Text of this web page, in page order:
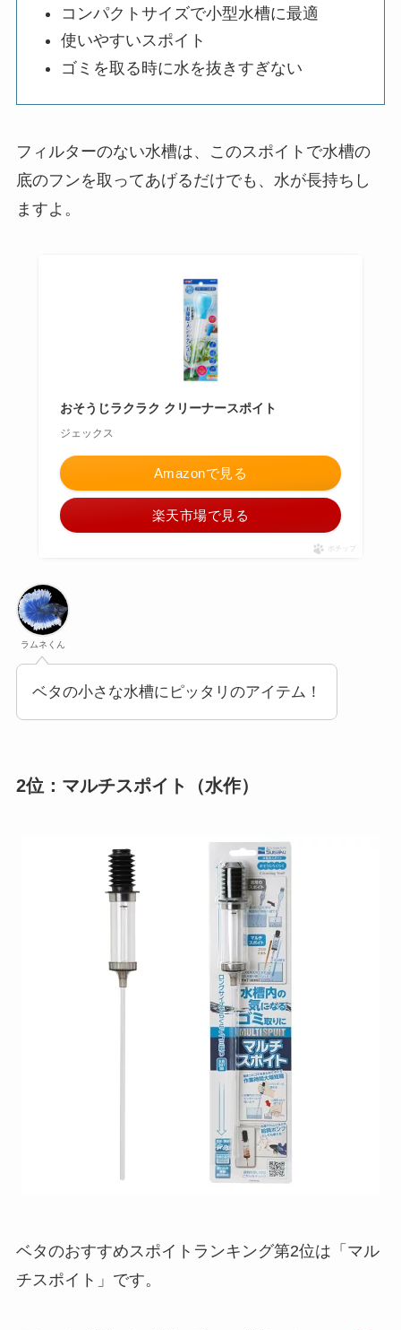
コンパクトサイズで小型水槽に最適
使いやすいスポイト
ゴミを取る時に水を抜きすぎない
フィルターのない水槽は、このスポイトで水槽の
底のフンを取ってあげるだけでも、水が長持ちし
ますよ。
おそうじラクラク クリーナースポイト
ジェックス
Amazonで見る
楽天市場で見る
ポチップ
ラムネくん
ベタの小さな水槽にピッタリのアイテム！
2位：マルチスポイト（水作）
ベタのおすすめスポイトランキング第2位は「マル
チスポイト」です。